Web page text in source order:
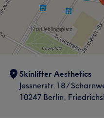
Skinlifter Aesthetics
Jessnerstr. 18 /
10247 Berlin,